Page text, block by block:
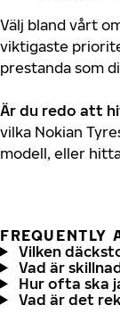
Välj bland vårt
viktigaste
prestanda som
Är du redo att
vilka Nokian
modell, eller
FREQUENTLY
Vilken
Vad är
Hur ofta ska
Vad är det